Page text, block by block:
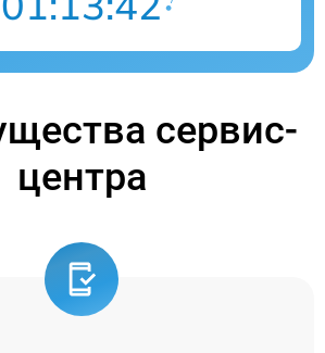
сервис-
центра